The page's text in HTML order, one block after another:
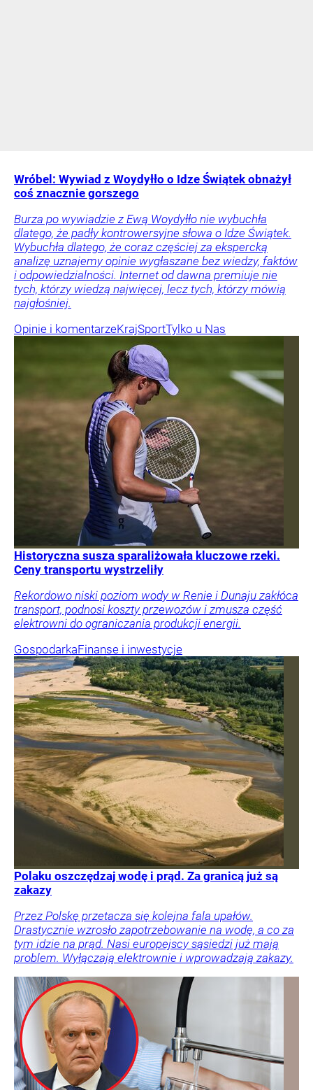
Wróbel: Wywiad z Woydyłło o Idze Świątek obnażył
coś znacznie gorszego
Burza po wywiadzie z Ewą Woydyłło nie wybuchła
dlatego, że padły kontrowersyjne słowa o Idze Świątek.
Wybuchła dlatego, że coraz częściej za ekspercką
analizę uznajemy opinie wygłaszane bez wiedzy, faktów
i odpowiedzialności. Internet od dawna premiuje nie
tych, którzy wiedzą najwięcej, lecz tych, którzy mówią
najgłośniej.
Opinie i komentarzeKrajSportTylko u Nas
Historyczna susza sparaliżowała kluczowe rzeki.
Ceny transportu wystrzeliły
Rekordowo niski poziom wody w Renie i Dunaju zakłóca
transport, podnosi koszty przewozów i zmusza część
elektrowni do ograniczania produkcji energii.
GospodarkaFinanse i inwestycje
Polaku oszczędzaj wodę i prąd. Za granicą już są
zakazy
Przez Polskę przetacza się kolejna fala upałów.
Drastycznie wzrosło zapotrzebowanie na wodę, a co za
tym idzie na prąd. Nasi europejscy sąsiedzi już mają
problem. Wyłączają elektrownie i wprowadzają zakazy.